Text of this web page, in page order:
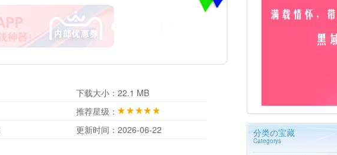
下载大小： 22.1 MB
推荐星级：
更新时间： 2026-06-22
分类の宝藏
Categorys